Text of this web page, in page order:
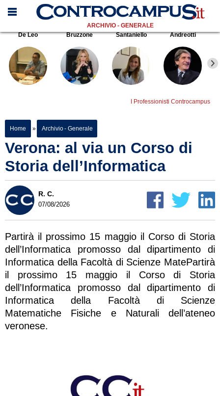
ARCHIVIO - GENERALE
De Leo
Bruzzone Santaniello Andreotti
I Professionisti Controcampus
Home » Archivio - Generale
Verona: al via un Corso di
Storia dell’Informatica
R. C.
07/08/2026
Partirà il prossimo 15 maggio il Corso di Storia
dell’Informatica promosso dal dipartimento di
Informatica della Facoltà di Scienze MatePartirà
il prossimo 15 maggio il Corso di Storia
dell’Informatica promosso dal dipartimento di
Informatica della Facoltà di Scienze
Matematiche Fisiche e Naturali dell’ateneo
veronese.